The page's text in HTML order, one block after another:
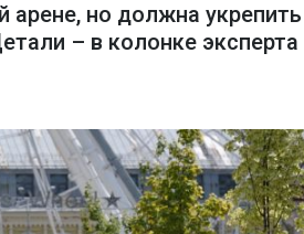
арене, но должна укрепить
– в колонке эксперта